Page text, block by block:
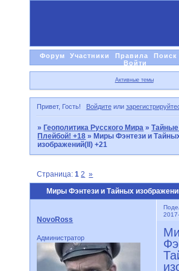
Форум Участники Правила Поиск
Войти
Активные темы
Привет, Гость! Войдитеили
»Геополитика Русского Мира »
Плейбой! +18 »Миры Фэнтези и
изображений(II) +21
Миры Фэнтези и Тайных
Страница:1 2 »
NovoRoss
Администратор